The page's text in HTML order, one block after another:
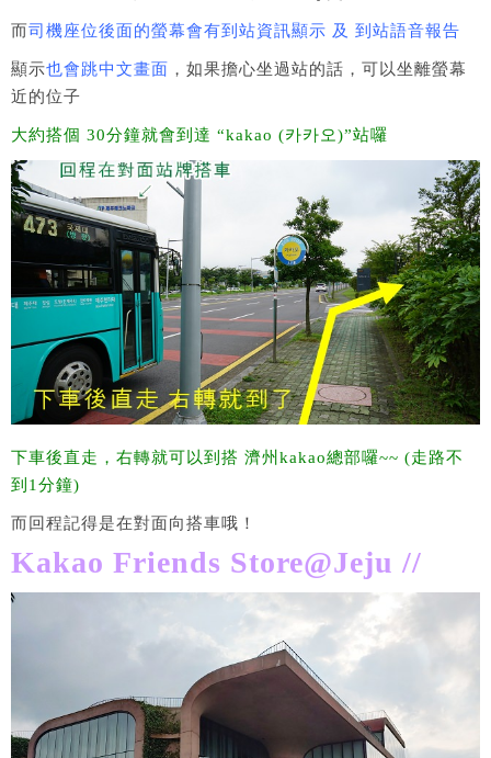
而司機座位後面的螢幕會有到站資訊顯示 及 到站語音報告
顯示也會跳中文畫面 ，如果擔心坐過站的話，可以坐離螢幕
近的位子
大約搭個 30分鐘就會到達 “kakao (카카오)”站囉
下車後直走，右轉就可以到搭 濟州kakao總部囉~~ (走路不
到1分鐘)
而回程記得是在對面向搭車哦！
Kakao Friends Store@Jeju //